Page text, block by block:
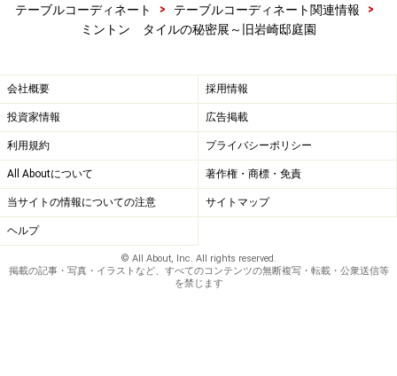
テーブルコーディネート
> テーブルコーディネート関連情報
>
ミントン タイルの秘密展～旧岩崎邸庭園
会社概要 採用情報
投資家情報 広告掲載
利用規約 プライバシーポリシー
All Aboutについて 著作権・商標・免責
当サイトの情報についての注意 サイトマップ
ヘルプ
© All About, Inc. All rights reserved.
掲載の記事・写真・イラストなど、すべてのコンテンツの無断複写・転載・公衆送信等
を禁じます